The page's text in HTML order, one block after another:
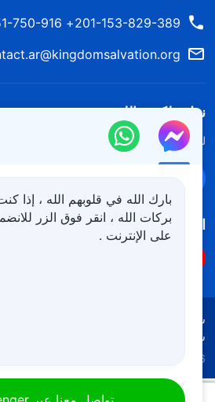
201-153-829-389+ 213-551-750-916+
نزل ملكوت الله.
لقد نزلت المملكة بالفعل إلى الأرض! هل تريد
اتبعنا
شروط الاستخدام
سياسة ملفات تعريف الارتباط
Copyright © 2026
بارك الله في قلوبهم الله ، إذا
بركات الله ، انقر فوق الزر
على الإنترنت .